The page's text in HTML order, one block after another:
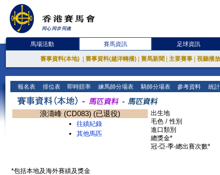
馬場活動 賽馬資訊 足球資訊
賽事資料(本地) 賽事資料(越洋轉播) 賽馬新聞 主要賽事 視聽播
報名表 排位表 即時賠率 練馬師分場表 騎師分場表 參考資料 統
浪濤峰 (CD083) (已退役)
往績紀錄
其他馬匹
出生地
毛色 / 性別
進口類別
總獎金*
冠-亞-季-總出賽次數*
*包括本地及海外賽績及獎金